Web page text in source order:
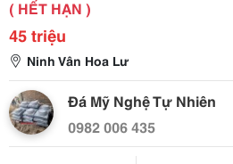
( HẾT HẠN )
45 triệu
Ninh Vân Hoa Lư
Đá Mỹ Nghệ Tự Nhiên
0982 006 435